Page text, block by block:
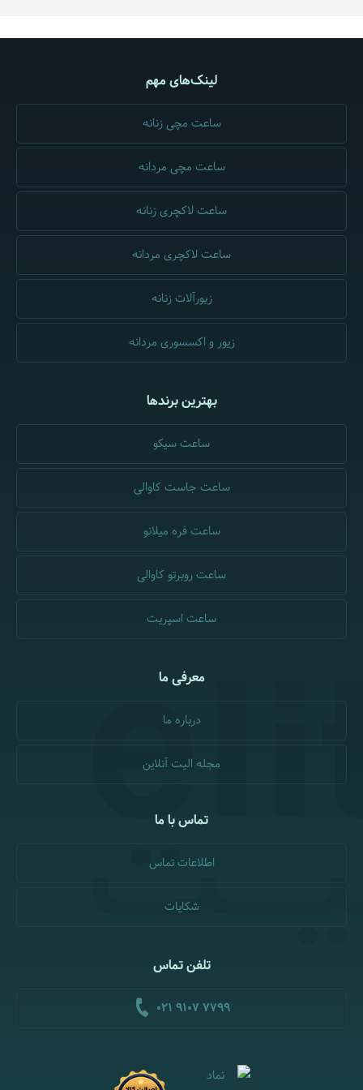
لینک‌های مهم
ساعت مچی زنانه
ساعت مچی مردانه
ساعت لاکچری زنانه
ساعت لاکچری مردانه
زیورآلات زنانه
زیور و اکسسوری مردانه
بهترین برندها
ساعت سیکو
ساعت جاست کاوالی
ساعت فره میلانو
ساعت روبرتو کاوالی
ساعت اسپریت
معرفی ما
درباره ما
مجله الیت آنلاین
تماس با ما
اطلاعات تماس
شکایات
تلفن تماس
021 9107 7799